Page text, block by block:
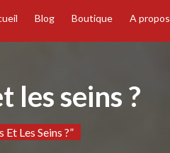
Blog Boutique A propos
les seins ?
Les Seins ?”